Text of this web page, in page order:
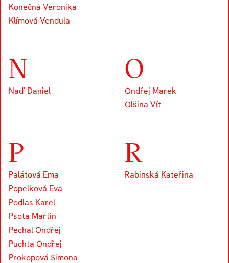
Konečná Veronika
Klímová Vendula
N
Naď Daniel
O
Ondřej Marek
Olšina Vít
P
Palátová Ema
Popelková Eva
Podlas Karel
Psota Martin
Pechal Ondřej
Puchta Ondřej
Prokopová Simona
R
Rabinská Kateřina